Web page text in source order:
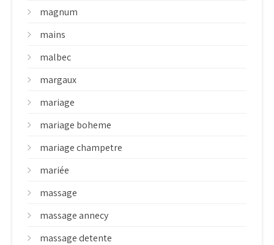
magnum
mains
malbec
margaux
mariage
mariage boheme
mariage champetre
mariée
massage
massage annecy
massage detente